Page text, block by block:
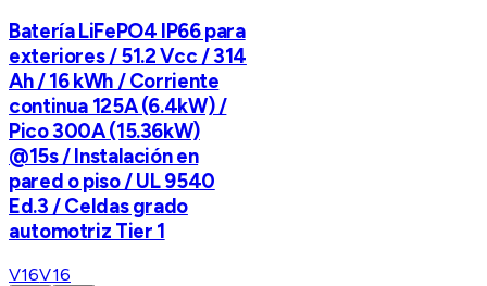
Batería LiFePO4 IP66 para
exteriores / 51.2 Vcc / 314
Ah / 16 kWh / Corriente
continua 125A (6.4kW) /
Pico 300A (15.36kW)
@15s / Instalación en
pared o piso / UL 9540
Ed.3 / Celdas grado
automotriz Tier 1
V16V16